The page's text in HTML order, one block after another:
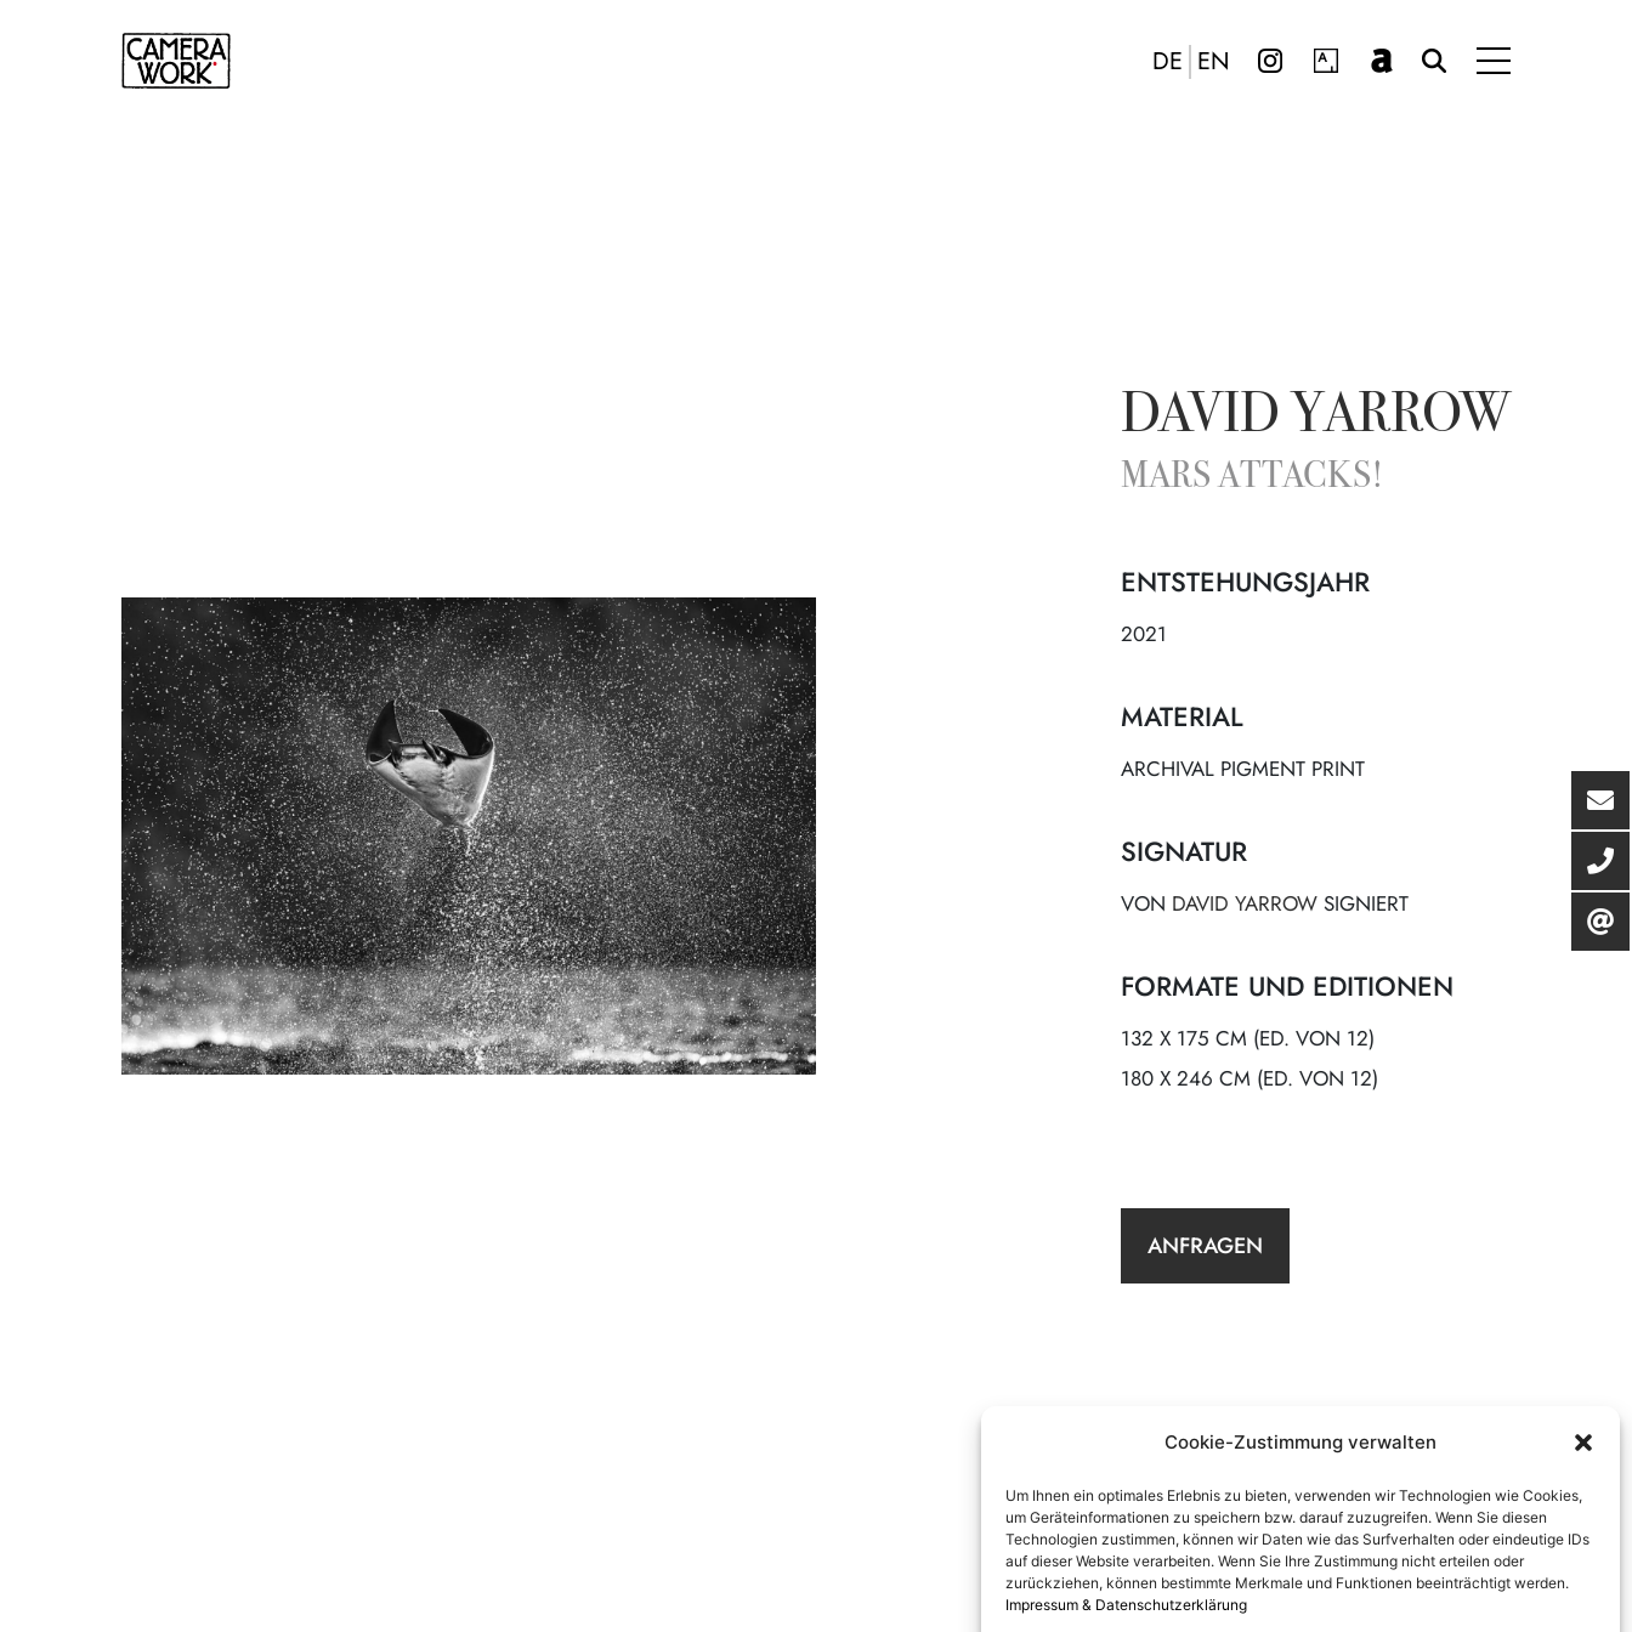
Cookie-Zustimmung verwalten
Um Ihnen ein optimales Erlebnis zu bieten, verwenden wir Technologien wie Cookies,
um Geräteinformationen zu speichern bzw. darauf zuzugreifen. Wenn Sie diesen
Technologien zustimmen, können wir Daten wie das Surfverhalten oder eindeutige IDs
auf dieser Website verarbeiten. Wenn Sie Ihre Zustimmung nicht erteilen oder
zurückziehen, können bestimmte Merkmale und Funktionen beeinträchtigt werden.
Impressum & Datenschutzerklärung
DE EN
DAVID YARROW
MARS ATTACKS!
ENTSTEHUNGSJAHR
2021
MATERIAL
ARCHIVAL PIGMENT PRINT
SIGNATUR
VON DAVID YARROW SIGNIERT
FORMATE UND EDITIONEN
132 X 175 CM (ED. VON 12)
180 X 246 CM (ED. VON 12)
ANFRAGEN